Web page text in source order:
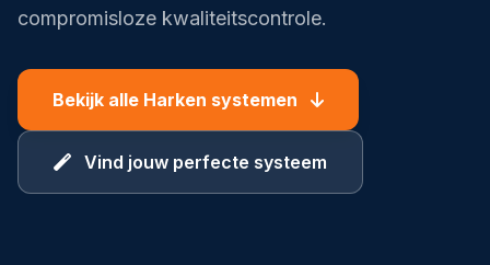
compromisloze kwaliteitscontrole.
Bekijk alle Harken systemen
Vind jouw perfecte systeem